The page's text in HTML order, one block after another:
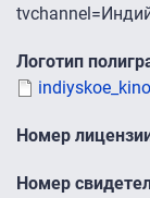
Логотип
Номер
Номер